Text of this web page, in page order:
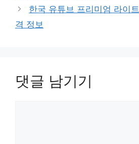
한국 유튜브 프리미엄 라이
격 정보
댓글 남기기